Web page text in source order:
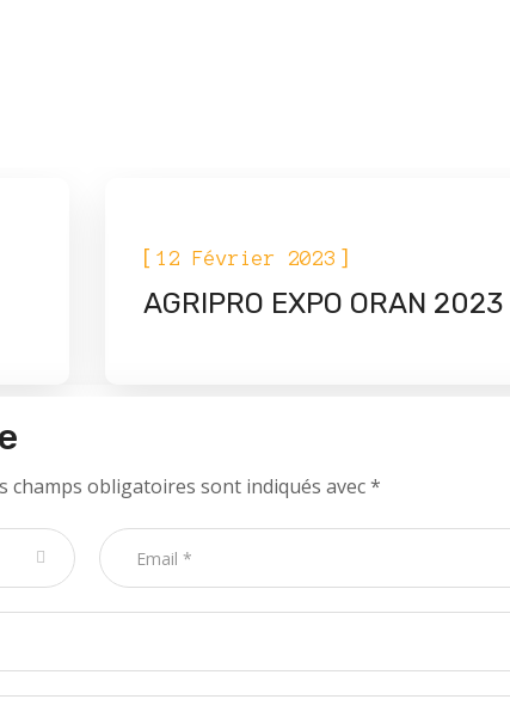
[ 12 Février 2023 ]
AGRIPRO EXPO ORAN 2023
champs obligatoires sont indiqués avec*